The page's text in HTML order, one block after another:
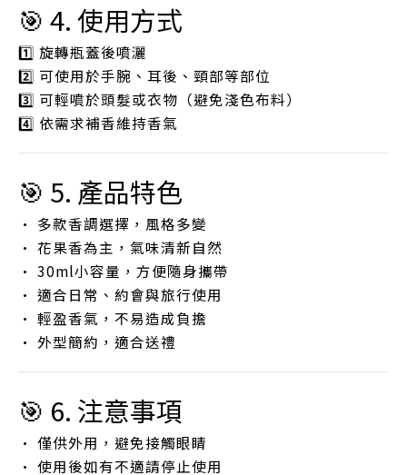
🎯 4. 使用方式
1️⃣ 旋轉瓶蓋後噴灑
2️⃣ 可使用於手腕、耳後、頸部等部位
3️⃣ 可輕噴於頭髮或衣物（避免淺色布料）
4️⃣ 依需求補香維持香氣
🎯 5. 產品特色
• 多款香調選擇，風格多變
• 花果香為主，氣味清新自然
• 30ml小容量，方便隨身攜帶
• 適合日常、約會與旅行使用
• 輕盈香氣，不易造成負擔
• 外型簡約，適合送禮
🎯 6. 注意事項
• 僅供外用，避免接觸眼睛
• 使用後如有不適請停止使用